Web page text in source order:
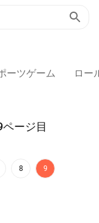
ーツゲーム ロー
ージ目
8 9